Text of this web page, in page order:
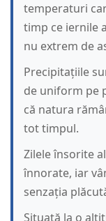
temperaturi
timp ce iernile
nu extrem de
Precipitațiile
de uniform pe
că natura
tot timpul.
Zilele însorite
înnorate, iar
senzația
Situată la o